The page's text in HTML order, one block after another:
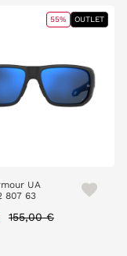
UA
807 63
Price reduced from
155,00 €
55% OUTLET